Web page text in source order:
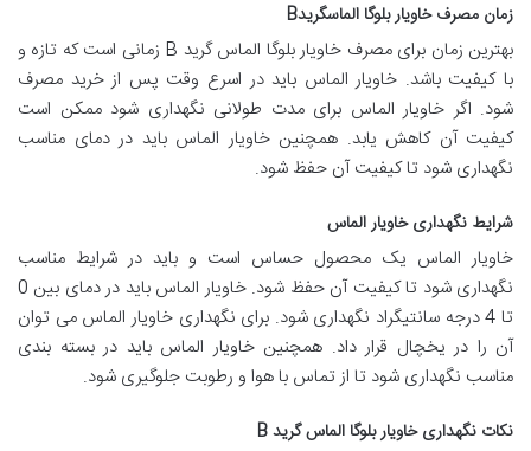
زمان مصرف خاویار بلوگا الماسگریدB
بهترین زمان برای مصرف خاویار بلوگا الماس گرید B زمانی است که تازه و
با کیفیت باشد. خاویار الماس باید در اسرع وقت پس از خرید مصرف
شود. اگر خاویار الماس برای مدت طولانی نگهداری شود ممکن است
کیفیت آن کاهش یابد. همچنین خاویار الماس باید در دمای مناسب
نگهداری شود تا کیفیت آن حفظ شود.
شرایط نگهداری خاویار الماس
خاویار الماس یک محصول حساس است و باید در شرایط مناسب
نگهداری شود تا کیفیت آن حفظ شود. خاویار الماس باید در دمای بین 0
تا 4 درجه سانتیگراد نگهداری شود. برای نگهداری خاویار الماس می توان
آن را در یخچال قرار داد. همچنین خاویار الماس باید در بسته بندی
مناسب نگهداری شود تا از تماس با هوا و رطوبت جلوگیری شود.
نکات نگهداری خاویار بلوگا الماس گرید B